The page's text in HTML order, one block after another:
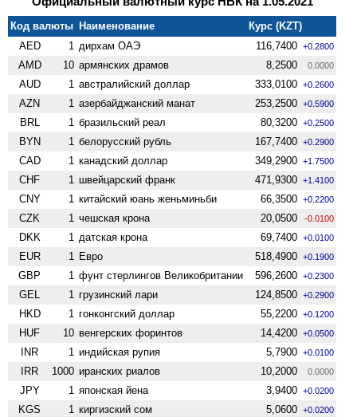
Код валюты Наименование
Курс (KZT)
AED
1 дирхам ОАЭ 116,7400 +0.2800
AMD 10 армянских драмов 8,2500 0.0000
AUD 1 австралийский доллар 333,0100 +0.2600
AZN 1 азербайджанский манат 253,2500 +0.5900
BRL 1 бразильский реал 80,3200 +0.2500
BYN 1 белорусский рубль 167,7400 +0.2900
CAD 1 канадский доллар 349,2900 +1.7500
CHF 1 швейцарский франк 471,9300 +1.4100
CNY 1 китайский юань женьминьби 66,3500 +0.2200
CZK 1 чешская крона 20,0500 -0.0100
DKK 1 датская крона 69,7400 +0.0100
EUR 1 Евро 518,4900 +0.1900
GBP 1 фунт стерлингов Велико­британии 596,2600 +0.2300
GEL 1 грузинский лари 124,8500 +0.2900
HKD 1 гонконгский доллар 55,2200 +0.1200
HUF 10 венгерских форинтов 14,4200 +0.0500
INR 1 индийская рупия 5,7900 +0.0100
IRR 1000 иранских риалов 10,2000 0.0000
JPY 1 японская йена 3,9400 +0.0200
KGS 1 киргизский сом 5,0600 +0.0200